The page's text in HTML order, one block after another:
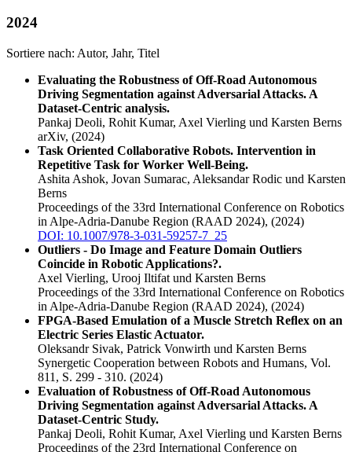
2024
Sortiere nach: Autor, Jahr, Titel
Evaluating the Robustness of Off-Road Autonomous
Driving Segmentation against Adversarial Attacks. A
Dataset-Centric analysis.
Pankaj Deoli, Rohit Kumar, Axel Vierling und Karsten Berns
arXiv, (2024)
Task Oriented Collaborative Robots. Intervention in
Repetitive Task for Worker Well-Being.
Ashita Ashok, Jovan Sumarac, Aleksandar Rodic und Karsten
Berns
Proceedings of the 33rd International Conference on Robotics
in Alpe-Adria-Danube Region (RAAD 2024), (2024)
DOI: 10.1007/978-3-031-59257-7_25
Outliers - Do Image and Feature Domain Outliers
Coincide in Robotic Applications?.
Axel Vierling, Urooj Iltifat und Karsten Berns
Proceedings of the 33rd International Conference on Robotics
in Alpe-Adria-Danube Region (RAAD 2024), (2024)
FPGA-Based Emulation of a Muscle Stretch Reﬂex on an
Electric Series Elastic Actuator.
Oleksandr Sivak, Patrick Vonwirth und Karsten Berns
Synergetic Cooperation between Robots and Humans, Vol.
811, S. 299 - 310. (2024)
Evaluation of Robustness of Off-Road Autonomous
Driving Segmentation against Adversarial Attacks. A
Dataset-Centric Study.
Pankaj Deoli, Rohit Kumar, Axel Vierling und Karsten Berns
Proceedings of the 23rd International Conference on